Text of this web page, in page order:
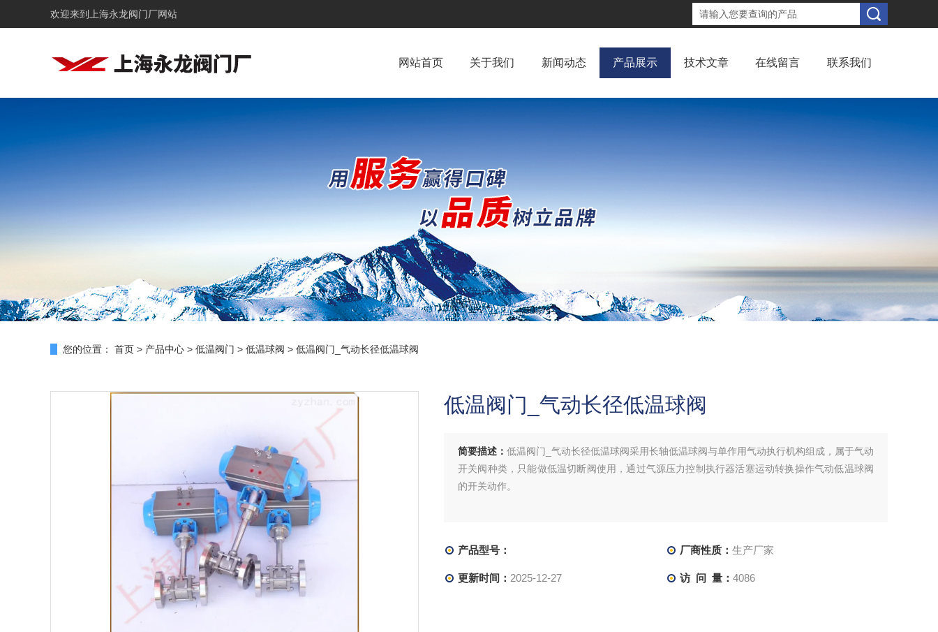
欢迎来到 上海永龙阀门厂网站
网站首页 关于我们 新闻动态 产品展示 技术文章 在线留言 联系我们
您的位置： 首页 > 产品中心 > 低温阀门 > 低温球阀 > 低温阀门_气动长径低温球阀
低温阀门_气动长径低温球阀
简要描述： 低温阀门_气动长径低温球阀采用长轴低温球阀与单作用气动执行机构组成，属于气动
开关阀种类，只能做低温切断阀使用，通过气源压力控制执行器活塞运动转换操作气动低温球阀
的开关动作。
产品型号： 厂商性质： 生产厂家
更新时间： 2025-12-27 访 问 量： 4086